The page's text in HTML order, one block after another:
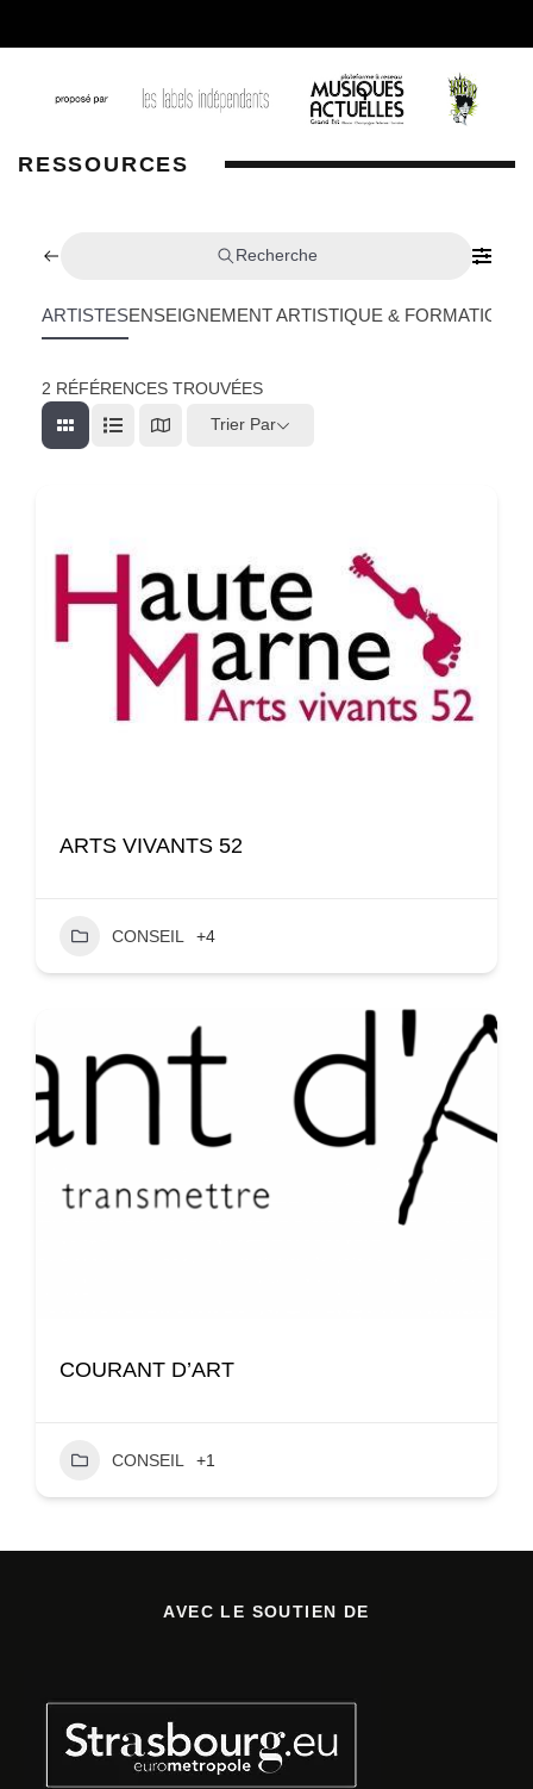
RESSOURCES
Recherche
ARTISTESENSEIGNEMENT ARTISTIQUE & FORMATION
2 RÉFÉRENCES TROUVÉES
Trier Par
ARTS VIVANTS 52
CONSEIL +4
COURANT D’ART
CONSEIL +1
AVEC LE SOUTIEN DE